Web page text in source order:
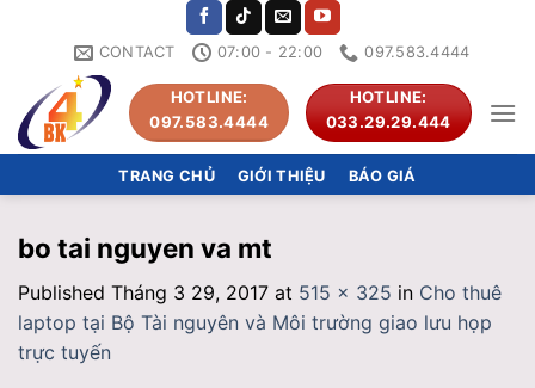
CONTACT 07:00 - 22:00 097.583.4444
HOTLINE:
097.583.4444
HOTLINE:
033.29.29.444
TRANG CHỦ GIỚI THIỆU BÁO GIÁ
bo tai nguyen va mt
Published Tháng 3 29, 2017 at 515 × 325 in Cho thuê
laptop tại Bộ Tài nguyên và Môi trường giao lưu họp
trực tuyến